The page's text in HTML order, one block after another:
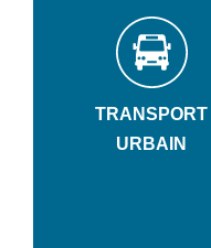
TRANSPORT
URBAIN